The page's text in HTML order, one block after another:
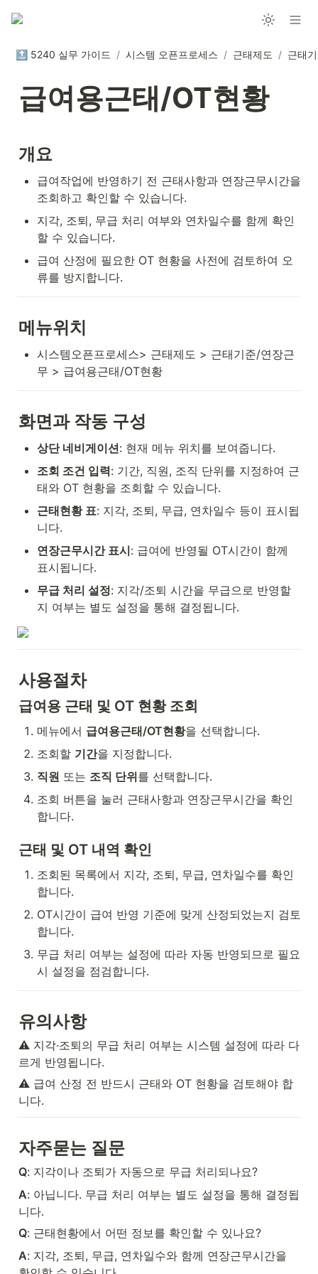
🔝 5240 실무 가이드 / 시스템 오픈프로세스 / 근태제도 / 근태
급여용근태/OT현황
개요
급여작업에 반영하기 전 근태사항과 연장근무시간을
조회하고 확인할 수 있습니다.
지각, 조퇴, 무급 처리 여부와 연차일수를 함께 확인
할 수 있습니다.
급여 산정에 필요한 OT 현황을 사전에 검토하여 오
류를 방지합니다.
메뉴위치
시스템오픈프로세스> 근태제도 > 근태기준/연장근
무 > 급여용근태/OT현황
화면과 작동 구성
상단 네비게이션: 현재 메뉴 위치를 보여줍니다.
조회 조건 입력: 기간, 직원, 조직 단위를 지정하여 근
태와 OT 현황을 조회할 수 있습니다.
근태현황 표: 지각, 조퇴, 무급, 연차일수 등이 표시됩
니다.
연장근무시간 표시: 급여에 반영될 OT시간이 함께
표시됩니다.
무급 처리 설정: 지각/조퇴 시간을 무급으로 반영할
지 여부는 별도 설정을 통해 결정됩니다.
사용절차
급여용 근태 및 OT 현황 조회
메뉴에서 급여용근태/OT현황을 선택합니다.
조회할 기간을 지정합니다.
직원 또는 조직 단위를 선택합니다.
조회 버튼을 눌러 근태사항과 연장근무시간을 확인
합니다.
근태 및 OT 내역 확인
조회된 목록에서 지각, 조퇴, 무급, 연차일수를 확인
합니다.
OT시간이 급여 반영 기준에 맞게 산정되었는지 검토
합니다.
무급 처리 여부는 설정에 따라 자동 반영되므로 필요
시 설정을 점검합니다.
유의사항
⚠️ 지각·조퇴의 무급 처리 여부는 시스템 설정에 따라 다
르게 반영됩니다.
⚠️ 급여 산정 전 반드시 근태와 OT 현황을 검토해야 합
니다.
자주묻는 질문
Q: 지각이나 조퇴가 자동으로 무급 처리되나요?
A: 아닙니다. 무급 처리 여부는 별도 설정을 통해 결정됩
니다.
Q: 근태현황에서 어떤 정보를 확인할 수 있나요?
A: 지각, 조퇴, 무급, 연차일수와 함께 연장근무시간을